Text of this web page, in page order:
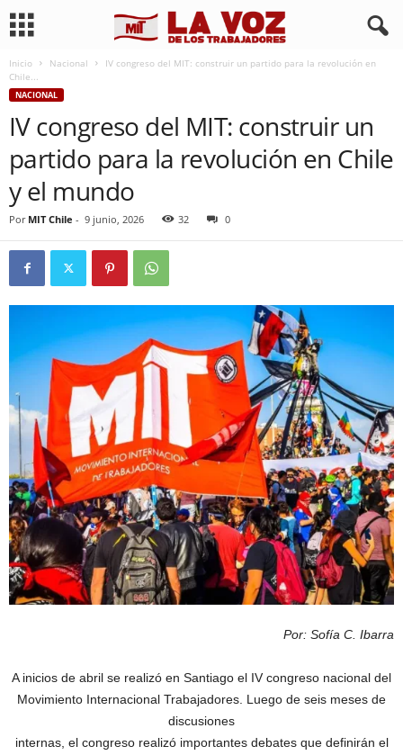
Inicio Nacional
IV congreso del MIT: construir un partido para la revolución en
Chile...
NACIONAL
IV congreso del MIT: construir un
partido para la revolución en Chile
y el mundo
Por MIT Chile - 9 junio, 2026 32 0
Por: Sofía C. Ibarra
A inicios de abril se realizó en Santiago el IV congreso nacional del
Movimiento Internacional Trabajadores. Luego de seis meses de
discusiones
internas, el congreso realizó importantes debates que definirán el